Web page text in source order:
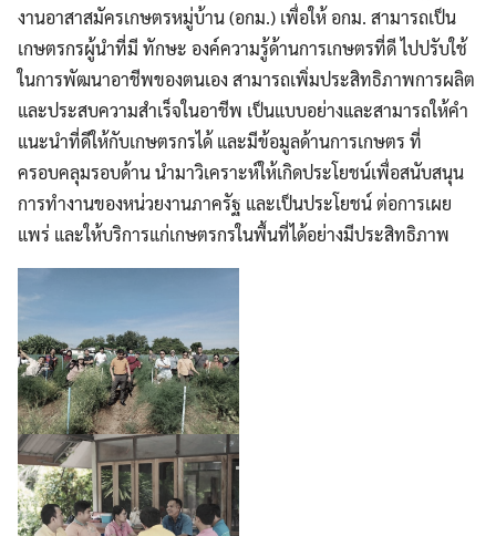
งานอาสาสมัครเกษตรหมู่บ้าน (อกม.) เพื่อให้ อกม. สามารถเป็น
เกษตรกรผู้นำที่มี ทักษะ องค์ความรู้ด้านการเกษตรที่ดี ไปปรับใช้
ในการพัฒนาอาชีพของตนเอง สามารถเพิ่มประสิทธิภาพการผลิต
และประสบความสำเร็จในอาชีพ เป็นแบบอย่างและสามารถให้คำ
แนะนำที่ดีให้กับเกษตรกรได้ และมีข้อมูลด้านการเกษตร ที่
ครอบคลุมรอบด้าน นำมาวิเคราะห์ให้เกิดประโยชน์เพื่อสนับสนุน
การทำงานของหน่วยงานภาครัฐ และเป็นประโยชน์ ต่อการเผย
แพร่ และให้บริการแก่เกษตรกรในพื้นที่ได้อย่างมีประสิทธิภาพ